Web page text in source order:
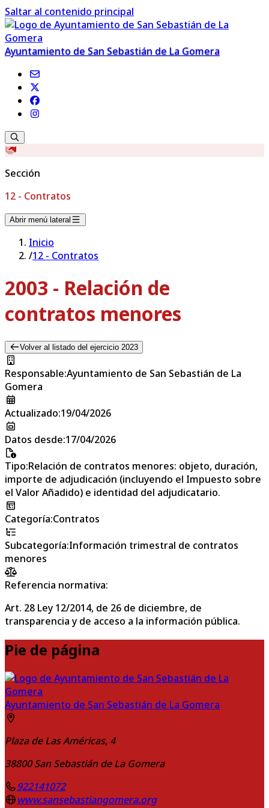
Saltar al contenido principal
Ayuntamiento de San Sebastián de La Gomera
Sección
12 - Contratos
Abrir menú lateral
Inicio
/12 - Contratos
2003 - Relación de
contratos menores
Volver al listado del ejercicio 2023
Responsable:Ayuntamiento de San Sebastián de La
Gomera
Actualizado:19/04/2026
Datos desde:17/04/2026
Tipo:Relación de contratos menores: objeto, duración,
importe de adjudicación (incluyendo el Impuesto sobre
el Valor Añadido) e identidad del adjudicatario.
Categoría:Contratos
Subcategoría:Información trimestral de contratos
menores
Referencia normativa:
Art. 28 Ley 12/2014, de 26 de diciembre, de
transparencia y de acceso a la información pública.
Pie de página
Ayuntamiento de San Sebastián de La Gomera
Plaza de Las Américas, 4
38800 San Sebastián de La Gomera
922141072
www.sansebastiangomera.org